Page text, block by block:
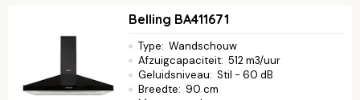
Belling BA411671
Type: Wandschouw
Afzuigcapaciteit: 512 m3/uur
Geluidsniveau: Stil - 60 dB
Breedte: 90 cm